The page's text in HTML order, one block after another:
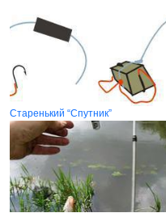
Старенький “Спутник”